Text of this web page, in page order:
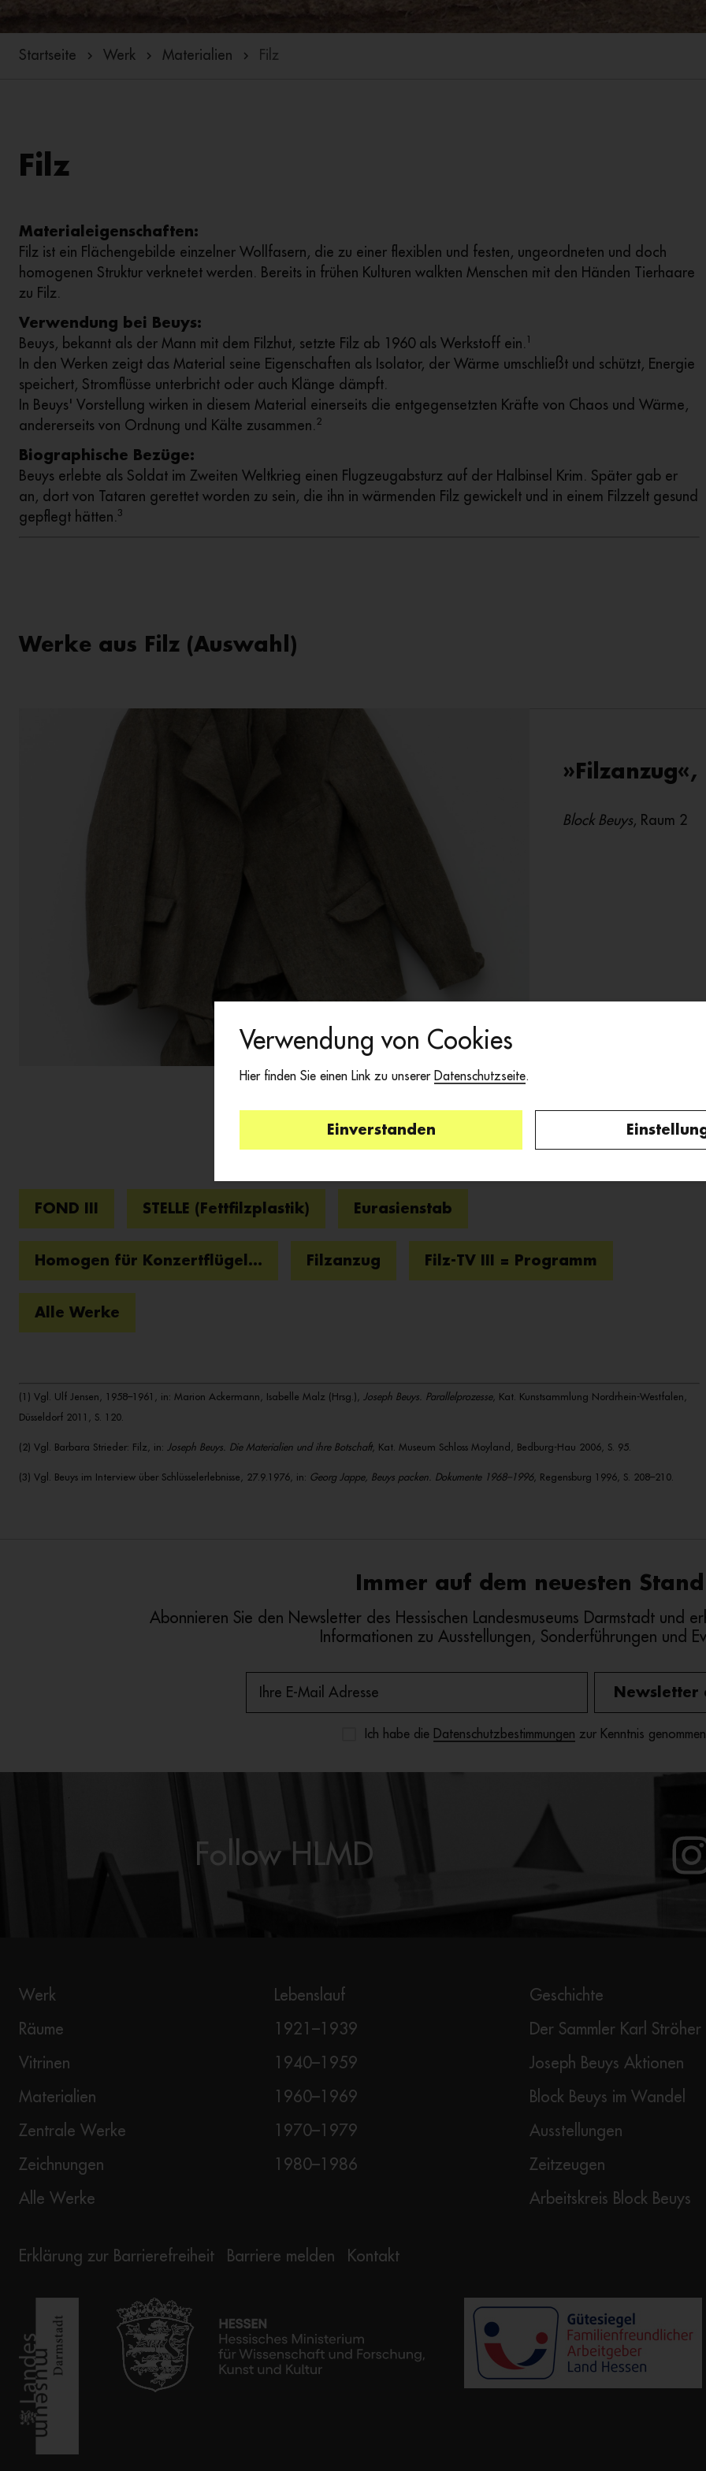
Startseite Werk Materialien Filz
Filz
Materialeigenschaften:
Filz ist ein Flächengebilde einzelner Wollfasern, die zu einer flexiblen und festen, ungeordneten und doch
homogenen Struktur verknetet werden. Bereits in frühen Kulturen walkten Menschen mit den Händen Tierhaare
zu Filz.
Verwendung bei Beuys:
Beuys, bekannt als der Mann mit dem Filzhut, setzte Filz ab 1960 als Werkstoff ein.
1
In den Werken zeigt das Material seine Eigenschaften als Isolator, der Wärme umschließt und schützt, Energie
speichert, Stromflüsse unterbricht oder auch Klänge dämpft.
In Beuys' Vorstellung wirken in diesem Material einerseits die entgegensetzten Kräfte von Chaos und Wärme,
andererseits von Ordnung und Kälte zusammen. 2
Biographische Bezüge:
Beuys erlebte als Soldat im Zweiten Weltkrieg einen Flugzeugabsturz auf der Halbinsel Krim. Später gab er
an, dort von Tataren gerettet worden zu sein, die ihn in wärmenden Filz gewickelt und in einem Filzzelt gesund
gepflegt hätten. 3
Werke aus Filz (Auswahl)
»Filzanzug«,
Block Beuys, Raum 2
FOND III STELLE (Fettfilzplastik) Eurasienstab
Homogen für Konzertflügel... Filzanzug Filz-TV III = Programm
Alle Werke
(1) Vgl. Ulf Jensen, 1958–1961, in: Marion Ackermann, Isabelle Malz (Hrsg.), Joseph Beuys. Parallelprozesse, Kat. Kunstsammlung Nordrhein-Westfalen,
Düsseldorf 2011, S. 120.
(2) Vgl. Barbara Strieder: Filz, in: Joseph Beuys. Die Materialien und ihre Botschaft, Kat. Museum Schloss Moyland, Bedburg-Hau 2006, S. 95.
(3) Vgl. Beuys im Interview über Schlüsselerlebnisse, 27.9.1976, in: Georg Jappe, Beuys packen. Dokumente 1968–1996, Regensburg 1996, S. 208–210.
Immer auf dem neuesten Stand
Abonnieren Sie den Newsletter des Hessischen Landesmuseums Darmstadt und
Informationen zu Ausstellungen, Sonderführungen und
Ich habe die Datenschutzbestimmungen zur Kenntnis
Newsletter
Follow HLMD
Werk
Räume
Vitrinen
Materialien
Zentrale Werke
Zeichnungen
Alle Werke
Lebenslauf
1921–1939
1940–1959
1960–1969
1970–1979
1980–1986
Geschichte
Der Sammler Karl Ströher
Joseph Beuys Aktionen
Block Beuys im Wandel
Ausstellungen
Zeitzeugen
Arbeitskreis Block Beuys
Erklärung zur Barrierefreiheit Barriere melden Kontakt
Verwendung von Cookies
Hier finden Sie einen Link zu unserer Datenschutzseite.
Einverstanden